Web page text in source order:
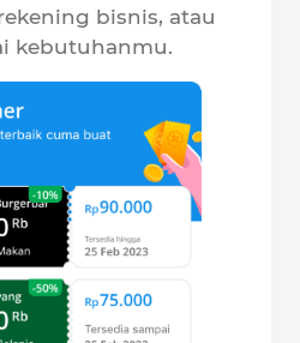
bisnis, atau
kebutuhanmu.